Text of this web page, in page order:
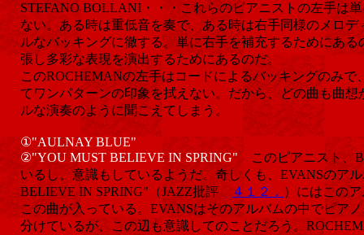
STEFANO BOLLANI・・・これらのピアニストの左手は
ない。ある時は重低音を奏で、ある時は右手同様のメロ
ルなバッキングに徹する。単に右手を補充するためにあ
張し多彩な表現を演出するためにあるのだ。
このROCHEMANの左手はコードによるバッキングのみで
てワンパターンの印象を拭えない。だから、どの曲も曲
ルな演奏のように聞こえてしまう。
①"AULNAY BLUE"
②"YOU MUST BELIEVE IN SPRING"
このピアニスト、
いるし、意識もしているようだ。奇しくも、EVANSのア
BELIEVE IN SPRING"（JAZZ批評４１２． ）にはこの
この曲が入っている。EVANSはそのアルバムの中でピア
分けているが、この辺も意識してのことだろう。